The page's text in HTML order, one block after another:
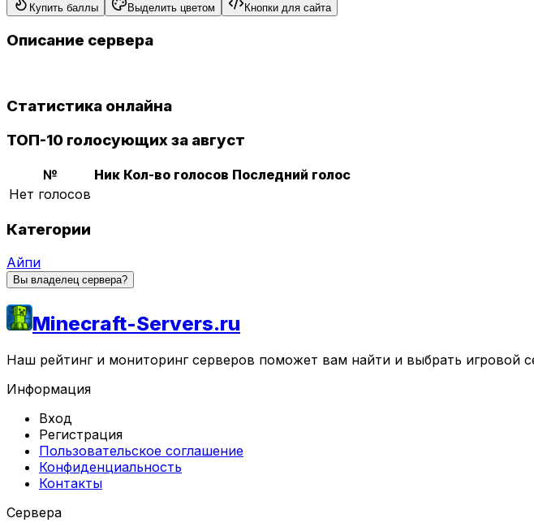
Купить баллы Выделить цветом Кнопки для сайта
Описание сервера
Статистика онлайна
ТОП-10 голосующих за август
№ Ник Кол-во голосов Последний голос
Нет голосов
Категории
Айпи
Вы владелец сервера?
Minecraft-Servers.ru
Наш рейтинг и мониторинг серверов поможет вам найти и выбрать игровой
Информация
Вход
Регистрация
Пользовательское соглашение
Конфиденциальность
Контакты
Сервера